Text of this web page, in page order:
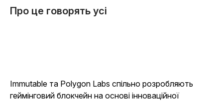
Про це говорять усі
Immutable та Polygon Labs спільно розробляють
геймінговий блокчейн на основі інноваційної